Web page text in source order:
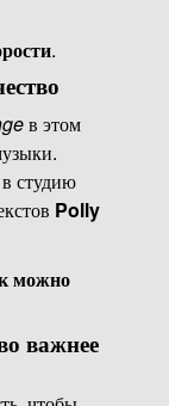
.
в этом
студию
Polly
можно
важнее